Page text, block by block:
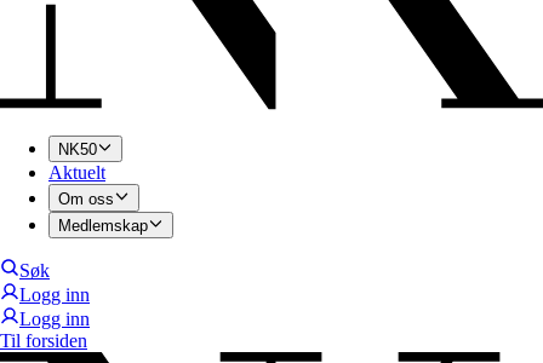
NK50
Aktuelt
Om oss
Medlemskap
Søk
Logg inn
Logg inn
Til forsiden